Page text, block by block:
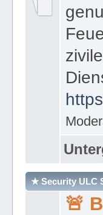
★ Security ULC
🚨